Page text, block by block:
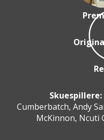
Skuespillere:
Cumberbatch, Andy
McKinnon, Ncuti